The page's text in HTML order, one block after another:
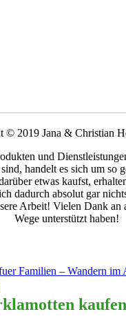
© 2019 Jana & Christian
und
handelt es sich um so
etwas kaufst,
dadurch absolut gar
Arbeit! Vielen Dank an
Wege unterstützt haben!